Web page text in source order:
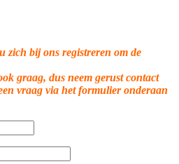
zich bij ons registreren om de
graag, dus neem gerust contact
vraag via het formulier onderaan